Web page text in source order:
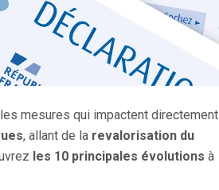
mesures qui impactent directement
, allant de la revalorisation du
les 10 principales évolutions à